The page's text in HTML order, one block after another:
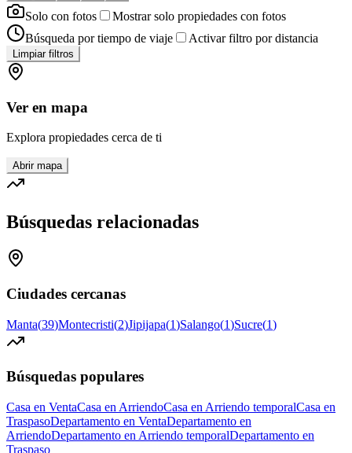
Solo con fotos
Mostrar solo propiedades con fotos
Búsqueda por tiempo de viaje
Activar filtro por distancia
Limpiar filtros
Ver en mapa
Explora propiedades cerca de ti
Abrir mapa
Búsquedas relacionadas
Ciudades cercanas
Manta(39)Montecristi(2)Jipijapa(1)Salango(1)Sucre(1)
Búsquedas populares
Casa en VentaCasa en ArriendoCasa en Arriendo temporalCasa en
TraspasoDepartamento en VentaDepartamento en
ArriendoDepartamento en Arriendo temporalDepartamento en
Traspaso